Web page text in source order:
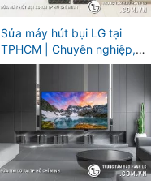
Sửa máy hút bụi LG tại
TPHCM | Chuyên nghiệp,
Hỗ trợ kịp thời